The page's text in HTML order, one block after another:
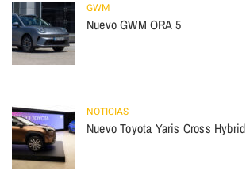
GWM
Nuevo GWM ORA 5
NOTICIAS
Nuevo Toyota Yaris Cross Hybrid